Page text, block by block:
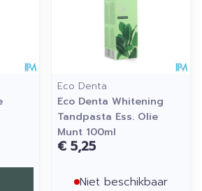
Eco Denta
Eco Denta Whitening
Tandpasta Ess. Olie
Munt 100ml
€ 5,25
Niet beschikbaar